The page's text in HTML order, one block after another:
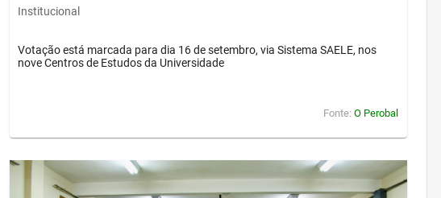
Institucional
Votação está marcada para dia 16 de setembro, via Sistema SAELE, nos
nove Centros de Estudos da Universidade
Fonte: O Perobal